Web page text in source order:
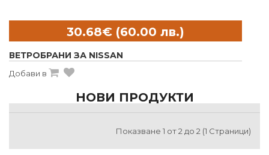
ВЕТРОБРАНИ ЗА NISSAN
Добави в
Показване 1 от 2 до 2 (1 Страници)
НОВИ ПРОДУКТИ